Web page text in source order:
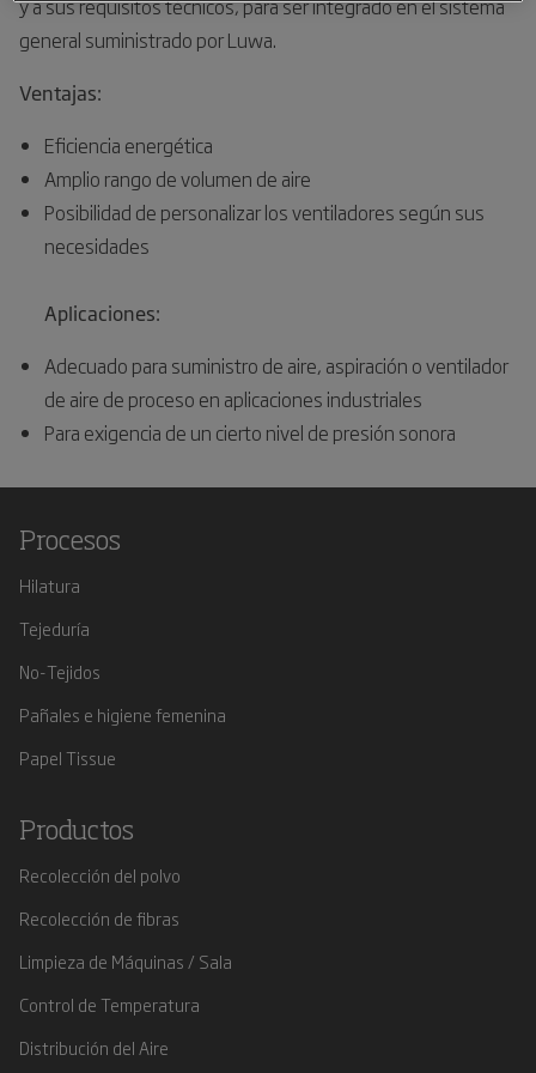
y a sus requisitos técnicos, para ser integrado en el sistema
general suministrado por Luwa.
Ventajas:
Eficiencia energética
Amplio rango de volumen de aire
Posibilidad de personalizar los ventiladores según sus
necesidades
Aplicaciones:
Adecuado para suministro de aire, aspiración o ventilador
de aire de proceso en aplicaciones industriales
Para exigencia de un cierto nivel de presión sonora
Procesos
Hilatura
Tejeduría
No-Tejidos
Pañales e higiene femenina
Papel Tissue
Productos
Recolección del polvo
Recolección de fibras
Limpieza de Máquinas / Sala
Control de Temperatura
Distribución del Aire